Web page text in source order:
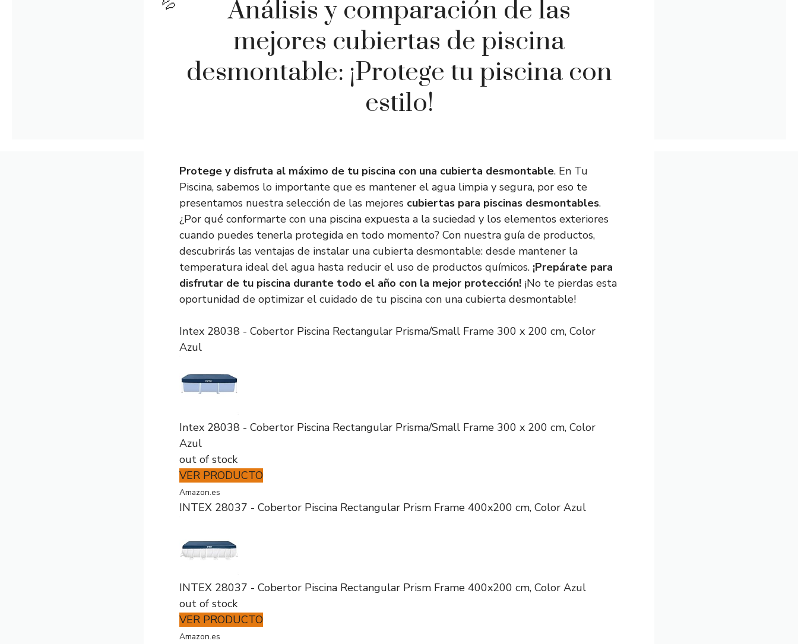
Análisis y comparación de las
mejores cubiertas de piscina
desmontable: ¡Protege tu piscina con
estilo!
Protege y disfruta al máximo de tu piscina con una cubierta desmontable. En Tu
Piscina, sabemos lo importante que es mantener el agua limpia y segura, por eso te
presentamos nuestra selección de las mejores cubiertas para piscinas desmontables.
¿Por qué conformarte con una piscina expuesta a la suciedad y los elementos exteriores
cuando puedes tenerla protegida en todo momento? Con nuestra guía de productos,
descubrirás las ventajas de instalar una cubierta desmontable: desde mantener la
temperatura ideal del agua hasta reducir el uso de productos químicos. ¡Prepárate para
disfrutar de tu piscina durante todo el año con la mejor protección! ¡No te pierdas esta
oportunidad de optimizar el cuidado de tu piscina con una cubierta desmontable!
Intex 28038 - Cobertor Piscina Rectangular Prisma/Small Frame 300 x 200 cm, Color
Azul
Intex 28038 - Cobertor Piscina Rectangular Prisma/Small Frame 300 x 200 cm, Color
Azul
out of stock
VER PRODUCTO
Amazon.es
INTEX 28037 - Cobertor Piscina Rectangular Prism Frame 400x200 cm, Color Azul
INTEX 28037 - Cobertor Piscina Rectangular Prism Frame 400x200 cm, Color Azul
out of stock
VER PRODUCTO
Amazon.es